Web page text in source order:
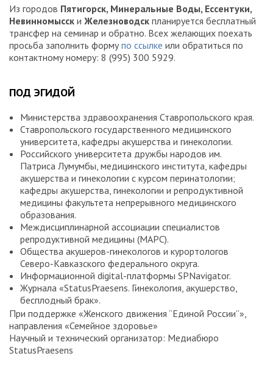
Из городов Пятигорск, Минеральные Воды, Ессентуки,
Невинномысск и Железноводск планируется бесплатный
трансфер на семинар и обратно. Всех желающих поехать
просьба заполнить формупо ссылке или обратиться по
контактному номеру: 8 (995) 300 5929.
ПОД ЭГИДОЙ
Министерства здравоохранения Ставропольского края.
Ставропольского государственного медицинского
университета, кафедры акушерства и гинекологии.
Российского университета дружбы народов им.
Патриса Лумумбы, медицинского института, кафедры
акушерства и гинекологии с курсом перинатологии;
кафедры акушерства, гинекологии и репродуктивной
медицины факультета непрерывного медицинского
образования.
Междисциплинарной ассоциации специалистов
репродуктивной медицины (МАРС).
Общества акушеров-гинекологов и курортологов
Северо-Кавказского федерального округа.
Информационной digital-платформы SPNavigator.
Журнала «StatusPraesens. Гинекология, акушерство,
бесплодный брак».
При поддержке «Женского движения “Единой России”»,
направления «Семейное здоровье»
Научный и технический организатор: Медиабюро
StatusPraesens